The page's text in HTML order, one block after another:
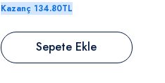
Kazanç 134.80TL
Sepete Ekle